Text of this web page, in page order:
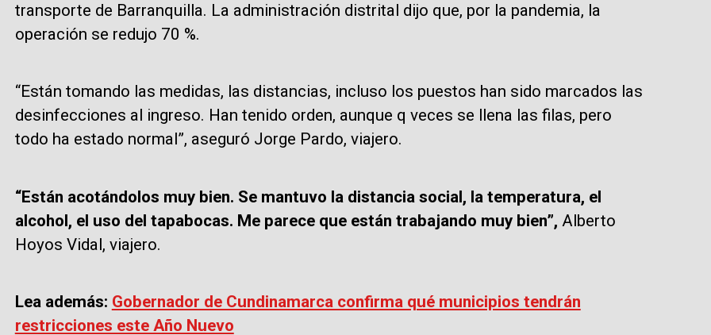
transporte de Barranquilla. La administración distrital dijo que, por la pandemia, la
operación se redujo 70 %.
“Están tomando las medidas, las distancias, incluso los puestos han sido marcados las
desinfecciones al ingreso. Han tenido orden, aunque q veces se llena las filas, pero
todo ha estado normal”, aseguró Jorge Pardo, viajero.
“Están acotándolos muy bien. Se mantuvo la distancia social, la temperatura, el
alcohol, el uso del tapabocas. Me parece que están trabajando muy bien”, Alberto
Hoyos Vidal, viajero.
Lea además: Gobernador de Cundinamarca confirma qué municipios tendrán
restricciones este Año Nuevo